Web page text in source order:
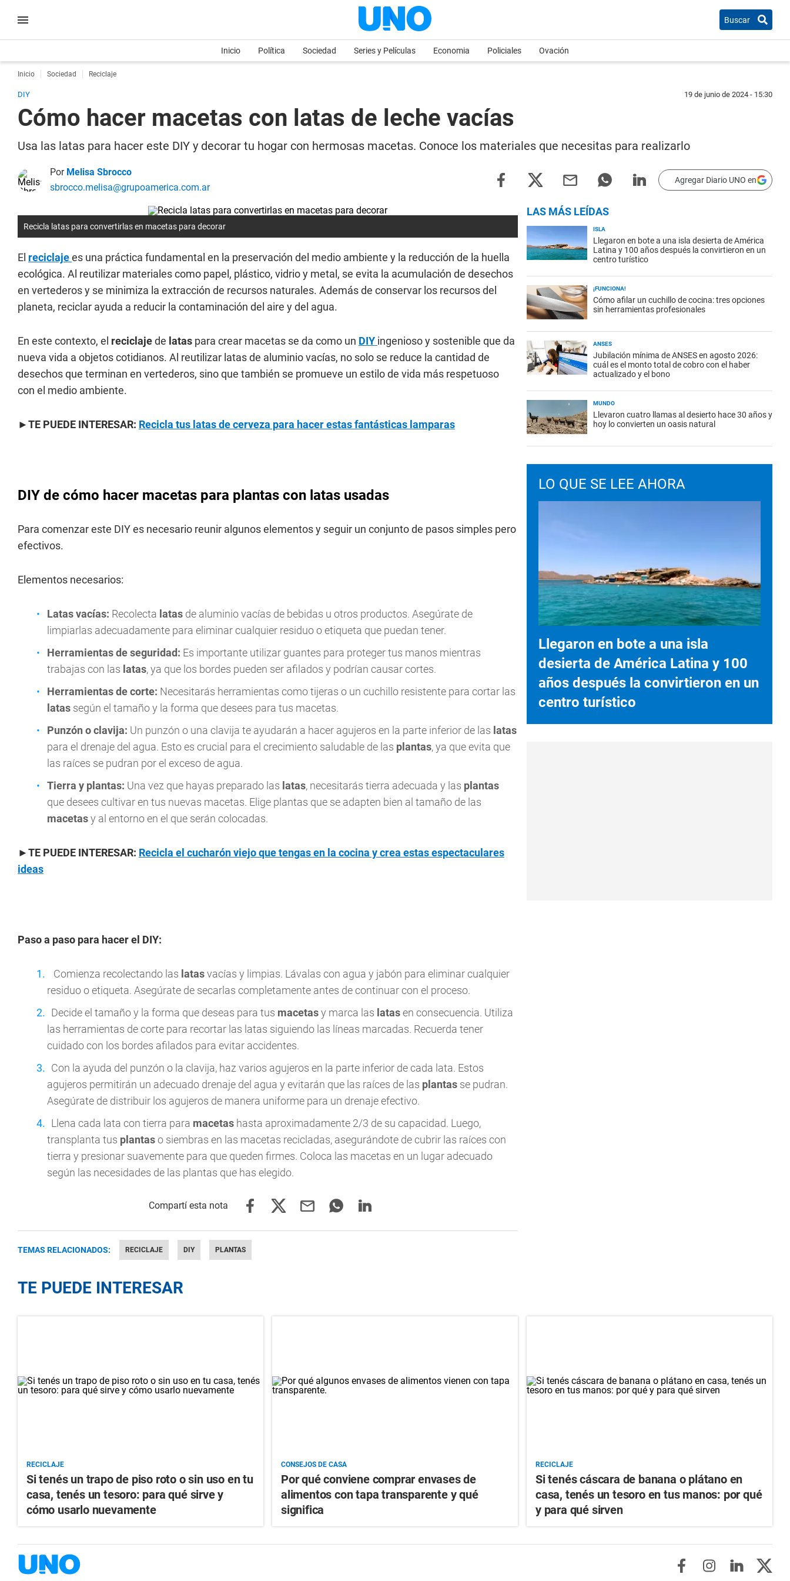
Buscar
Inicio Política Sociedad Series y Películas Economia Policiales Ovación
Inicio Sociedad Reciclaje
DIY 19 de junio de 2024 - 15:30
Cómo hacer macetas con latas de leche vacías
Usa las latas para hacer este DIY y decorar tu hogar con hermosas macetas. Conoce los materiales que necesitas para realizarlo
Por Melisa Sbrocco
sbrocco.melisa@grupoamerica.com.ar
Agregar Diario UNO en
Recicla latas para convertirlas en macetas para decorar
El reciclajees una práctica fundamental en la preservación del medio ambiente y la reducción de la huella
ecológica. Al reutilizar materiales como papel, plástico, vidrio y metal, se evita la acumulación de desechos
en vertederos y se minimiza la extracción de recursos naturales. Además de conservar los recursos del
planeta, reciclar ayuda a reducir la contaminación del aire y del agua.
En este contexto, el reciclajede latas para crear macetas se da como un DIY ingenioso y sostenible que da
nueva vida a objetos cotidianos. Al reutilizar latas de aluminio vacías, no solo se reduce la cantidad de
desechos que terminan en vertederos, sino que también se promueve un estilo de vida más respetuoso
con el medio ambiente.
►TE PUEDE INTERESAR: Recicla tus latas de cerveza para hacer estas fantásticas lamparas
DIY de cómo hacer macetas para plantas con latas usadas
Para comenzar este DIY es necesario reunir algunos elementos y seguir un conjunto de pasos simples pero
efectivos.
Elementos necesarios:
Latas vacías: Recolecta latas de aluminio vacías de bebidas u otros productos. Asegúrate de
limpiarlas adecuadamente para eliminar cualquier residuo o etiqueta que puedan tener.
Herramientas de seguridad: Es importante utilizar guantes para proteger tus manos mientras
trabajas con las latas, ya que los bordes pueden ser afilados y podrían causar cortes.
Herramientas de corte: Necesitarás herramientas como tijeras o un cuchillo resistente para cortar las
latas según el tamaño y la forma que desees para tus macetas.
Punzón o clavija: Un punzón o una clavija te ayudarán a hacer agujeros en la parte inferior de las latas
para el drenaje del agua. Esto es crucial para el crecimiento saludable de las plantas, ya que evita que
las raíces se pudran por el exceso de agua.
Tierra y plantas: Una vez que hayas preparado las latas, necesitarás tierra adecuada y las plantas
que desees cultivar en tus nuevas macetas. Elige plantas que se adapten bien al tamaño de las
macetasy al entorno en el que serán colocadas.
►TE PUEDE INTERESAR: Recicla el cucharón viejo que tengas en la cocina y crea estas espectaculares
ideas
Paso a paso para hacer el DIY:
Comienza recolectando las latasvacías y limpias. Lávalas con agua y jabón para eliminar cualquier
residuo o etiqueta. Asegúrate de secarlas completamente antes de continuar con el proceso.
Decide el tamaño y la forma que deseas para tus macetasy marca las latasen consecuencia. Utiliza
las herramientas de corte para recortar las latas siguiendo las líneas marcadas. Recuerda tener
cuidado con los bordes afilados para evitar accidentes.
Con la ayuda del punzón o la clavija, haz varios agujeros en la parte inferior de cada lata. Estos
agujeros permitirán un adecuado drenaje del agua y evitarán que las raíces de las plantas se pudran.
Asegúrate de distribuir los agujeros de manera uniforme para un drenaje efectivo.
Llena cada lata con tierra para macetas hasta aproximadamente 2/3 de su capacidad. Luego,
transplanta tus plantaso siembras en las macetas recicladas, asegurándote de cubrir las raíces con
tierra y presionar suavemente para que queden firmes. Coloca las macetas en un lugar adecuado
según las necesidades de las plantas que has elegido.
TEMAS RELACIONADOS: RECICLAJE DIY PLANTAS
LAS MÁS LEÍDAS
ISLA
Llegaron en bote a una isla desierta de América
Latina y 100 años después la convirtieron en un
centro turístico
¡FUNCIONA!
Cómo afilar un cuchillo de cocina: tres opciones
sin herramientas profesionales
ANSES
Jubilación mínima de ANSES en agosto 2026:
cuál es el monto total de cobro con el haber
actualizado y el bono
MUNDO
Llevaron cuatro llamas al desierto hace 30 años y
hoy lo convierten un oasis natural
LO QUE SE LEE AHORA
Llegaron en bote a una isla
desierta de América Latina y 100
años después la convirtieron en un
centro turístico
TE PUEDE INTERESAR
RECICLAJE
Si tenés un trapo de piso roto o sin uso en tu
casa, tenés un tesoro: para qué sirve y
cómo usarlo nuevamente
CONSEJOS DE CASA
Por qué conviene comprar envases de
alimentos con tapa transparente y qué
significa
RECICLAJE
Si tenés cáscara de banana o plátano en
casa, tenés un tesoro en tus manos: por qué
y para qué sirven